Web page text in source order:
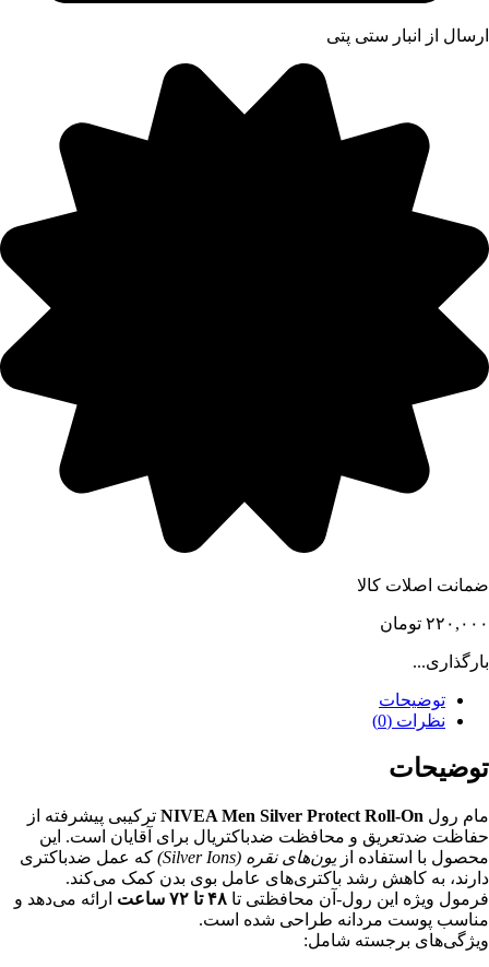
ارسال از انبار ستی پتی
ضمانت اصلات کالا
۲۲۰,۰۰۰ تومان
بارگذاری...
توضیحات
نظرات (0)
توضیحات
مام رول NIVEA Men Silver Protect Roll-On ترکیبی پیشرفته از
حفاظت ضدتعریق و محافظت ضدباکتریال برای آقایان است. این
محصول با استفاده ازیون‌های نقره (Silver Ions)
که عمل ضدباکتری
دارند، به کاهش رشد باکتری‌های عامل بوی بدن کمک می‌‌کند.
فرمول ویژه این رول-آن محافظتی تا ۴۸ تا ۷۲ ساعت
ارائه می‌دهد و
مناسب پوست مردانه طراحی شده است.
ویژگی‌های برجسته شامل: